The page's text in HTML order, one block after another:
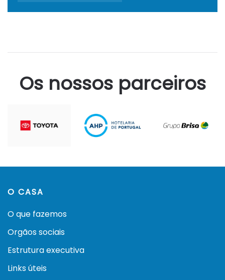
Os nossos parceiros
O CASA
O que fazemos
Orgãos sociais
Estrutura executiva
Links úteis